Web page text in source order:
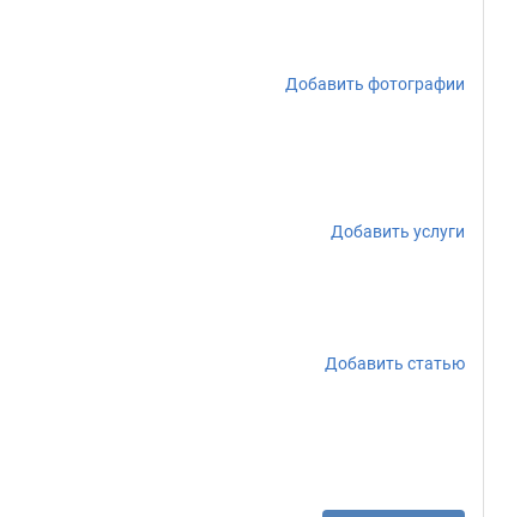
Добавить фотографии
Добавить услуги
Добавить статью